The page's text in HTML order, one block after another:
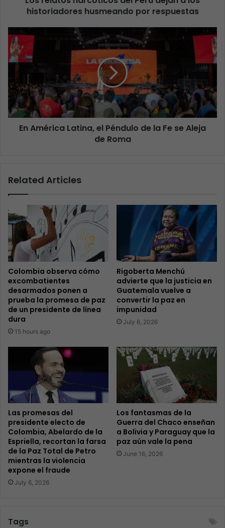
historiadores husmeando por respuestas
En América Latina, el Péndulo de la Fe se Aleja
de Roma
Related Articles
Colombia observa cómo
excombatientes
desarmados ponen a
prueba la promesa de paz
de un presidente de línea
dura
15 hours ago
Rigoberta Menchú
advierte que la justicia en
Guatemala vuelve a
convertir la paz en
impunidad
July 6, 2026
Las promesas del
presidente electo de
Colombia, Abelardo de la
Espriella, recortan la farsa
de la Paz Total de Petro
mientras la violencia
expone el fraude
July 6, 2026
Los fantasmas de la
Guerra del Chaco enseñan
a Bolivia y Paraguay que la
paz aún vale la pena
June 16, 2026
Tags